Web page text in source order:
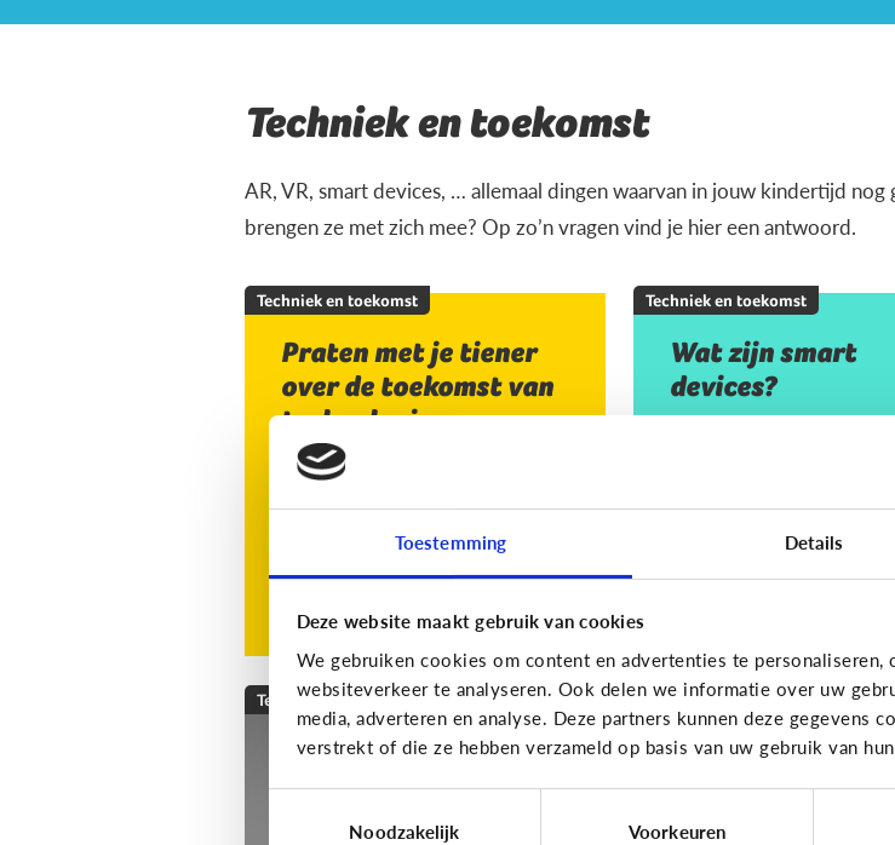
Toestemming Details
Deze website maakt gebruik van cookies
We gebruiken cookies om content en advertenties te
websiteverkeer te analyseren. Ook delen we informatie over uw
media, adverteren en analyse. Deze partners kunnen deze gegevens
verstrekt of die ze hebben verzameld op basis van uw gebruik van
Noodzakelijk
Voorkeuren
Techniek en toekomst
AR, VR, smart devices, … allemaal dingen waarvan in jouw kindertijd nog
brengen ze met zich mee? Op zo’n vragen vind je hier een antwoord.
Techniek en toekomst
Praten met je tiener
over de toekomst van
technologie
Techniek en toekomst
Wat zijn smart
devices?
Techniek en toekomst
[Klik & Print]Slim
speelgoed: waar moet
ik op letten?
Techniek en toekomst
[Quiz]Wat weet
over ‘Internet of
Toys’?